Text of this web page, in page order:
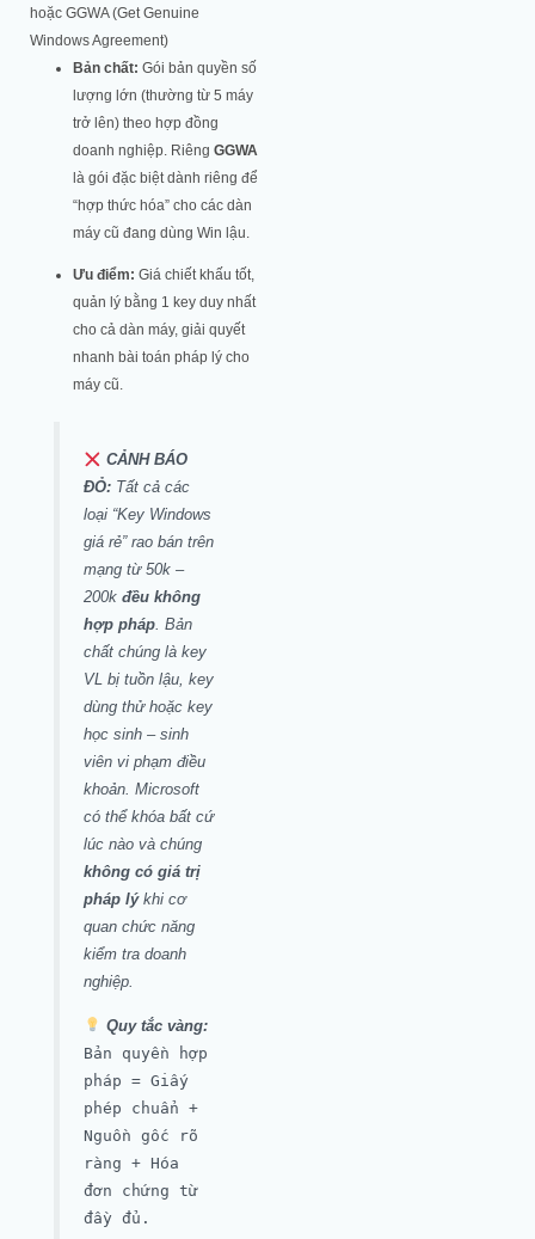
hoặc GGWA (Get Genuine
Windows Agreement)
Bản chất: Gói bản quyền số
lượng lớn (thường từ 5 máy
trở lên) theo hợp đồng
doanh nghiệp. Riêng GGWA
là gói đặc biệt dành riêng để
“hợp thức hóa” cho các dàn
máy cũ đang dùng Win lậu.
Ưu điểm: Giá chiết khấu tốt,
quản lý bằng 1 key duy nhất
cho cả dàn máy, giải quyết
nhanh bài toán pháp lý cho
máy cũ.
CẢNH BÁO
ĐỎ:Tất cả các
loại “Key Windows
giá rẻ” rao bán trên
mạng từ 50k –
200k đều không
hợp pháp. Bản
chất chúng là key
VL bị tuồn lậu, key
dùng thử hoặc key
học sinh – sinh
viên vi phạm điều
khoản. Microsoft
có thể khóa bất cứ
lúc nào và chúng
không có giá trị
pháp lýkhi cơ
quan chức năng
kiểm tra doanh
nghiệp.
Quy tắc vàng:
Bản quyền hợp
pháp = Giấy
phép chuẩn +
Nguồn gốc rõ
ràng + Hóa
đơn chứng từ
đầy đủ.